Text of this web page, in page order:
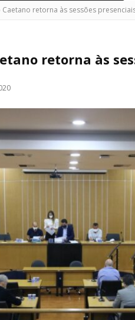
Caetano retorna às sessões
retorna às